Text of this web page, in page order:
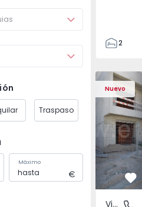
Traspaso
Máximo
2
70
82
1
2
Nuevo
Vivienda Pareada
Vivienda
Vivienda Pareada